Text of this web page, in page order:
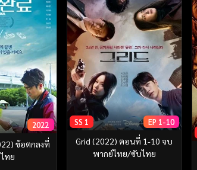
2022
ข้อตกลงที่
ทย
SS 1 EP 1-10
Grid (2022) ตอนที่ 1-10 จบ
พากย์ไทย/ซับไทย